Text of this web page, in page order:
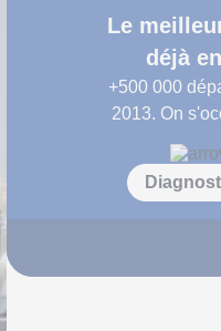
Le
déjà
+500 000
2013. On